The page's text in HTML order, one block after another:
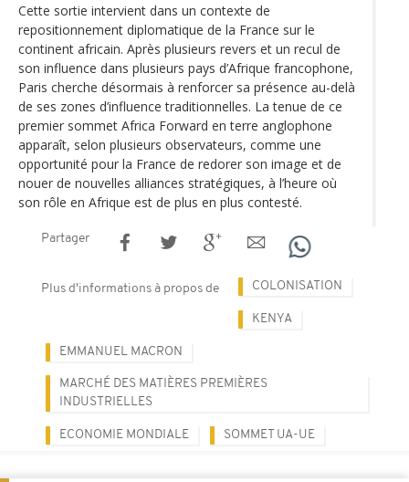
Cette sortie intervient dans un contexte de
repositionnement diplomatique de la France sur le
continent africain. Après plusieurs revers et un recul de
son influence dans plusieurs pays d’Afrique francophone,
Paris cherche désormais à renforcer sa présence au-delà
de ses zones d’influence traditionnelles. La tenue de ce
premier sommet Africa Forward en terre anglophone
apparaît, selon plusieurs observateurs, comme une
opportunité pour la France de redorer son image et de
nouer de nouvelles alliances stratégiques, à l’heure où
son rôle en Afrique est de plus en plus contesté.
Partager
Plus d'informations à propos de COLONISATION
KENYA
EMMANUEL MACRON
MARCHÉ DES MATIÈRES PREMIÈRES
INDUSTRIELLES
ECONOMIE MONDIALE SOMMET UA-UE